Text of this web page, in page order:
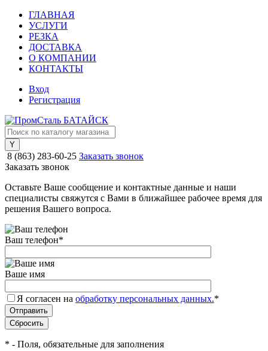
ГЛАВНАЯ
УСЛУГИ
РЕЗКА
ДОСТАВКА
О КОМПАНИИ
КОНТАКТЫ
Вход
Регистрация
8 (863) 283-60-25 Заказать звонок
Заказать звонок
Оставьте Ваше сообщение и контактные данные и наши
специалисты свяжутся с Вами в ближайшее рабочее время для
решения Вашего вопроса.
Ваш телефон*
Ваше имя
Я согласен на обработку персональных данных.*
* - Поля, обязательные для заполнения